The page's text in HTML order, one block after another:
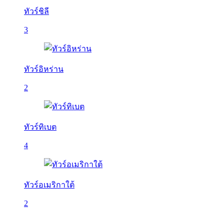
ทัวร์ชิลี
3
ทัวร์อิหร่าน
2
ทัวร์ทิเบต
4
ทัวร์อเมริกาใต้
2